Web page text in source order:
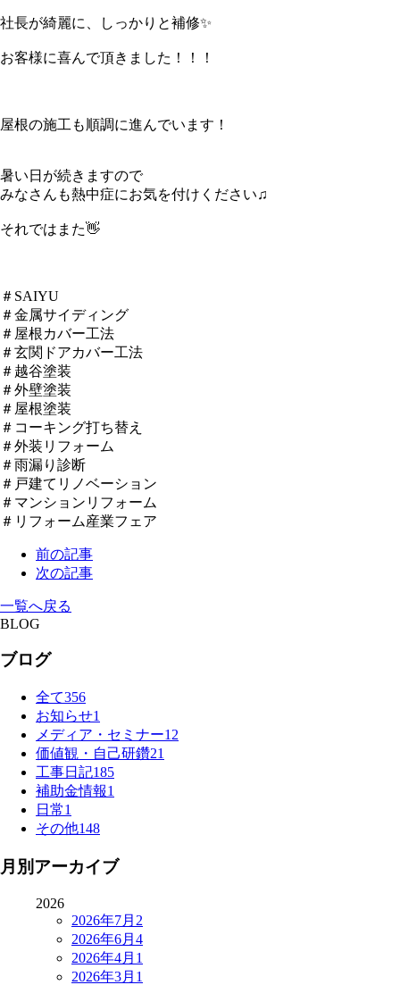
社長が綺麗に、しっかりと補修✨
お客様に喜んで頂きました！！！
屋根の施工も順調に進んでいます！
暑い日が続きますので
みなさんも熱中症にお気を付けください♫
それではまた👋
＃SAIYU
＃金属サイディング
＃屋根カバー工法
＃玄関ドアカバー工法
＃越谷塗装
＃外壁塗装
＃屋根塗装
＃コーキング打ち替え
＃外装リフォーム
＃雨漏り診断
＃戸建てリノベーション
＃マンションリフォーム
＃リフォーム産業フェア
前の記事
次の記事
一覧へ戻る
BLOG
ブログ
全て356
お知らせ1
メディア・セミナー12
価値観・自己研鑽21
工事日記185
補助金情報1
日常1
その他148
月別アーカイブ
2026
2026年7月 2
2026年6月 4
2026年4月 1
2026年3月 1